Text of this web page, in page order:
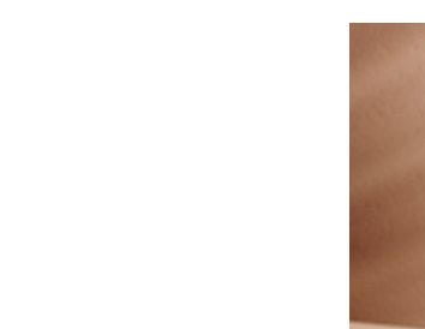
苏州市苏州工业园区
武汉市江汉区解放大
南宁市青秀区金湖路
合肥市蜀山区潜山路
泉州市丰泽区宝洲路
青岛市南区山东路6号
烟台市芝罘区胜利路
长春市朝阳区西安大